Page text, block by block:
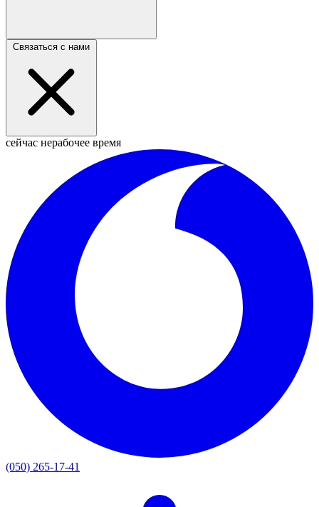
Связаться с нами
сейчас нерабочее время
(050) 265-17-41